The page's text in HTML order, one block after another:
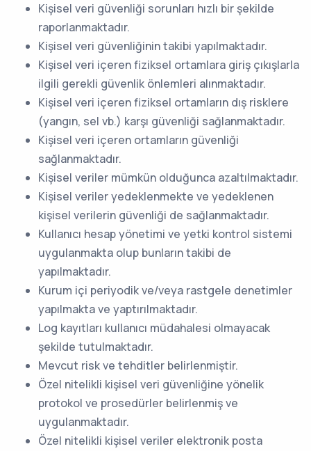
Kişisel veri güvenliği sorunları hızlı bir şekilde
raporlanmaktadır.
Kişisel veri güvenliğinin takibi yapılmaktadır.
Kişisel veri içeren fiziksel ortamlara giriş çıkışlarla
ilgili gerekli güvenlik önlemleri alınmaktadır.
Kişisel veri içeren fiziksel ortamların dış risklere
(yangın, sel vb.) karşı güvenliği sağlanmaktadır.
Kişisel veri içeren ortamların güvenliği
sağlanmaktadır.
Kişisel veriler mümkün olduğunca azaltılmaktadır.
Kişisel veriler yedeklenmekte ve yedeklenen
kişisel verilerin güvenliği de sağlanmaktadır.
Kullanıcı hesap yönetimi ve yetki kontrol sistemi
uygulanmakta olup bunların takibi de
yapılmaktadır.
Kurum içi periyodik ve/veya rastgele denetimler
yapılmakta ve yaptırılmaktadır.
Log kayıtları kullanıcı müdahalesi olmayacak
şekilde tutulmaktadır.
Mevcut risk ve tehditler belirlenmiştir.
Özel nitelikli kişisel veri güvenliğine yönelik
protokol ve prosedürler belirlenmiş ve
uygulanmaktadır.
Özel nitelikli kişisel veriler elektronik posta